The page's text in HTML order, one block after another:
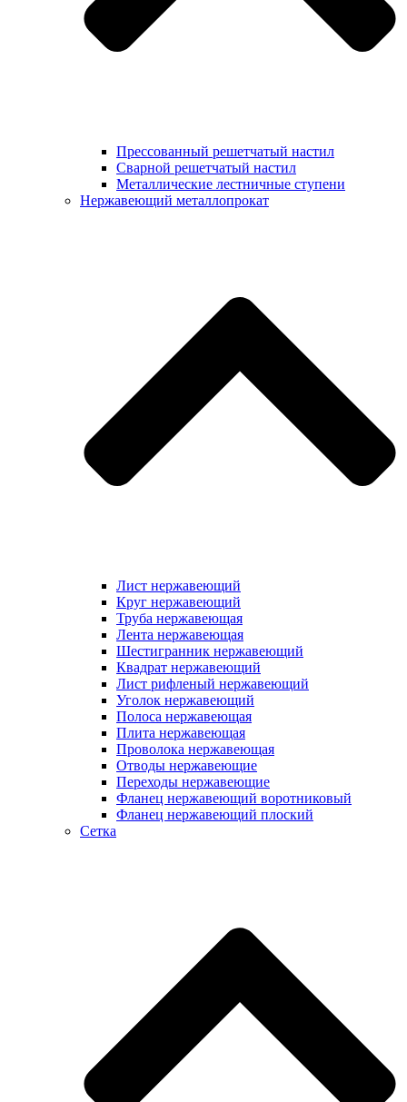
Прессованный решетчатый настил
Сварной решетчатый настил
Металлические лестничные ступени
Нержавеющий металлопрокат
Лист нержавеющий
Круг нержавеющий
Труба нержавеющая
Лента нержавеющая
Шестигранник нержавеющий
Квадрат нержавеющий
Лист рифленый нержавеющий
Уголок нержавеющий
Полоса нержавеющая
Плита нержавеющая
Проволока нержавеющая
Отводы нержавеющие
Переходы нержавеющие
Фланец нержавеющий воротниковый
Фланец нержавеющий плоский
Сетка